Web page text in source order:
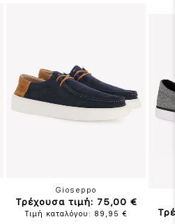
Gioseppo
Τρέχουσα τιμή: 75,00 €
Τιμή καταλόγου: 89,95 €